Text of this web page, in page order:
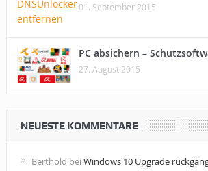
01. September 2015
PC absichern –
27. August 2015
NEUESTE KOMMENTARE
Berthold bei Windows 10 Upgrade